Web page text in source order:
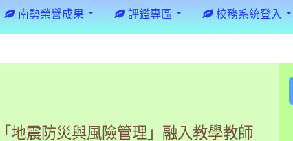
南勢榮譽成果 評鑑專區 校務系統登入
地震防災與風險管理」融入教學教師
:::